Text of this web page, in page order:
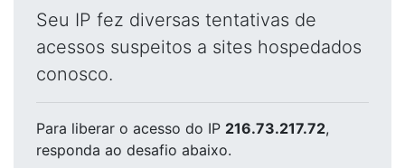
Seu IP fez diversas tentativas de
acessos suspeitos a sites hospedados
conosco.
Para liberar o acesso do IP 216.73.217.72,
responda ao desafio abaixo.